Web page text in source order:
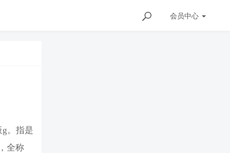
会员中心
。指是
全称